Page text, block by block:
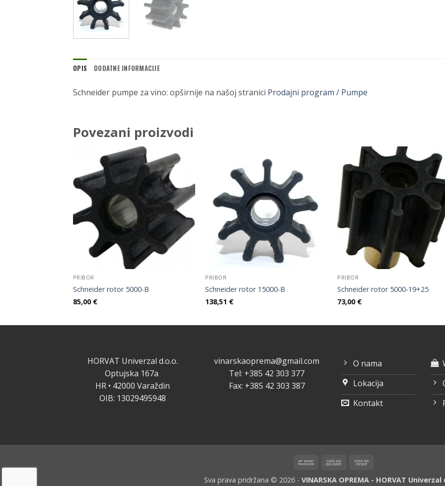
OPIS DODATNE INFORMACIJE
Schneider pumpe za vino: opširnije na našoj stranici Prodajni program / Pumpe
Povezani proizvodi
PRIBOR
Schneider rotor 5000-B
85,00 €
PRIBOR
Schneider rotor 15000-B
138,51 €
PRIBOR
Schneider rotor 5000-19+25
73,00 €
HORVAT Univerzal d.o.o.
Optujska 167a
HR • 42000 Varaždin
OIB: 13029495948
vinarskaoprema@gmail.com
Tel: +385 42 303 377
Fax: +385 42 303 387
O nama
Lokacija
Kontakt
Bank
Cash
Sva prava pridržana © 2026 - VINARSKA OPREMA - HORVAT Univerzal